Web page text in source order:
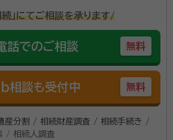
続」にてご相談を承ります/
話でのご相談 無料
相談も受付中 無料
産分割 / 相続財産調査 / 相続手続き /
/ 相続人調査